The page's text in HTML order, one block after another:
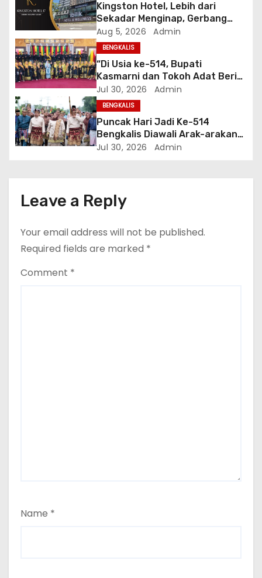
t
i
o
n
Kingston Hotel, Lebih dari
Sekadar Menginap, Gerbang
Anda Menuju yang Terbaik di
Melaka
Aug 5, 2026 Admin
BENGKALIS
“Di Usia ke-514, Bupati
Kasmarni dan Tokoh Adat Beri
Pesan Menyentuh di Puncak
Kenduri Adat yang Makin
Semarak”
Jul 30, 2026 Admin
BENGKALIS
Puncak Hari Jadi Ke-514
Bengkalis Diawali Arak-arakan
Adat Menuju Sidang Paripurna
Jul 30, 2026 Admin
Leave a Reply
Your email address will not be published.
Required fields are marked *
Comment *
Name *